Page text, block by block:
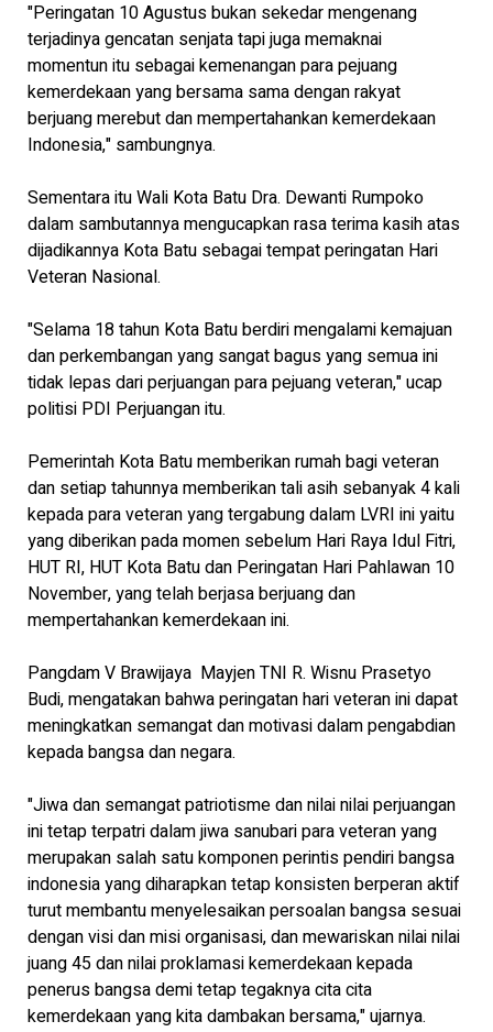
"Peringatan 10 Agustus bukan sekedar mengenang
terjadinya gencatan senjata tapi juga memaknai
momentun itu sebagai kemenangan para pejuang
kemerdekaan yang bersama sama dengan rakyat
berjuang merebut dan mempertahankan kemerdekaan
Indonesia," sambungnya.
Sementara itu Wali Kota Batu Dra. Dewanti Rumpoko
dalam sambutannya mengucapkan rasa terima kasih atas
dijadikannya Kota Batu sebagai tempat peringatan Hari
Veteran Nasional.
"Selama 18 tahun Kota Batu berdiri mengalami kemajuan
dan perkembangan yang sangat bagus yang semua ini
tidak lepas dari perjuangan para pejuang veteran," ucap
politisi PDI Perjuangan itu.
Pemerintah Kota Batu memberikan rumah bagi veteran
dan setiap tahunnya memberikan tali asih sebanyak 4 kali
kepada para veteran yang tergabung dalam LVRI ini yaitu
yang diberikan pada momen sebelum Hari Raya Idul Fitri,
HUT RI, HUT Kota Batu dan Peringatan Hari Pahlawan 10
November, yang telah berjasa berjuang dan
mempertahankan kemerdekaan ini.
Pangdam V Brawijaya Mayjen TNI R. Wisnu Prasetyo
Budi, mengatakan bahwa peringatan hari veteran ini dapat
meningkatkan semangat dan motivasi dalam pengabdian
kepada bangsa dan negara.
"Jiwa dan semangat patriotisme dan nilai nilai perjuangan
ini tetap terpatri dalam jiwa sanubari para veteran yang
merupakan salah satu komponen perintis pendiri bangsa
indonesia yang diharapkan tetap konsisten berperan aktif
turut membantu menyelesaikan persoalan bangsa sesuai
dengan visi dan misi organisasi, dan mewariskan nilai nilai
juang 45 dan nilai proklamasi kemerdekaan kepada
penerus bangsa demi tetap tegaknya cita cita
kemerdekaan yang kita dambakan bersama," ujarnya.